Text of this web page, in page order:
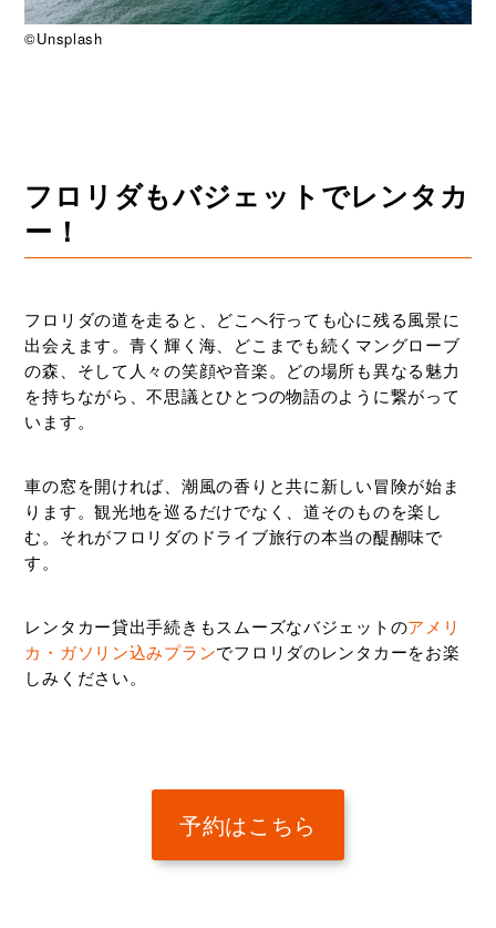
©Unsplash
フロリダもバジェットでレンタカ
ー！
フロリダの道を走ると、どこへ行っても心に残る風景に
出会えます。青く輝く海、どこまでも続くマングローブ
の森、そして人々の笑顔や音楽。どの場所も異なる魅力
を持ちながら、不思議とひとつの物語のように繋がって
います。
車の窓を開ければ、潮風の香りと共に新しい冒険が始ま
ります。観光地を巡るだけでなく、道そのものを楽し
む。それがフロリダのドライブ旅行の本当の醍醐味で
す。
レンタカー貸出手続きもスムーズなバジェットのアメリ
カ・ガソリン込みプランでフロリダのレンタカーをお楽
しみください。
予約はこちら